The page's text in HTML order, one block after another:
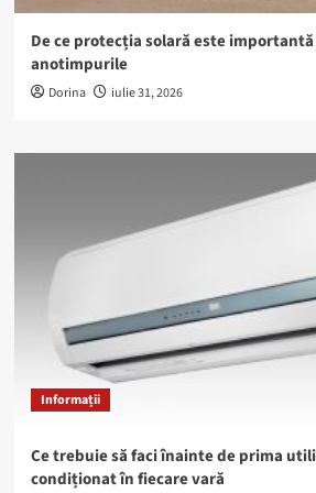
De ce protecția solară este
anotimpurile
Dorina iulie 31, 2026
Informații
Ce trebuie să faci înainte de prima
condiționat în fiecare vară